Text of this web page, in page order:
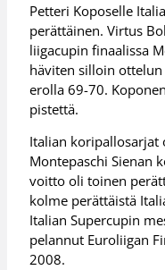
Petteri Koposelle
perättäinen. Virtus
liigacupin finaalissa
häviten silloin
erolla 69-70.
pistettä.
Italian koripallosarjat
Montepaschi Sienan
voitto oli toinen
kolme perättäistä
Italian Supercupin
pelannut Euroliigan
2008.